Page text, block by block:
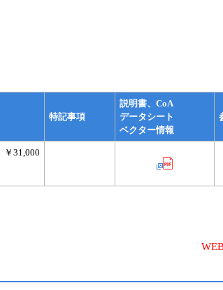
特記事項
説明書、CoA
データシート
ベクター情報
￥31,000